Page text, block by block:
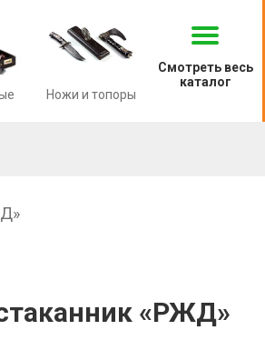
Ножи и топоры
Смотреть весь
каталог
«РЖД»